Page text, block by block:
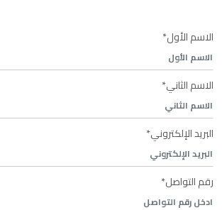
الاسم الأول*
الاسم الثاني*
البريد الإلكتروني*
رقم التواصل*